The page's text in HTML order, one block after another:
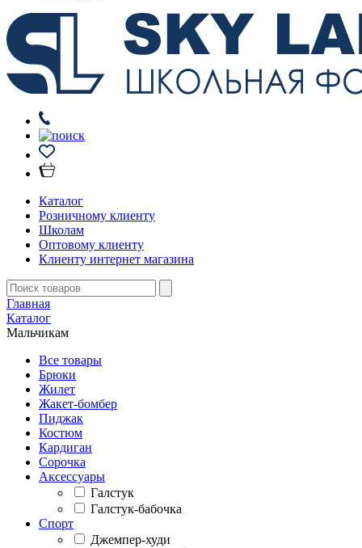
Каталог
Розничному клиенту
Школам
Оптовому клиенту
Клиенту интернет магазина
Главная
Каталог
Мальчикам
Все товары
Брюки
Жилет
Жакет-бомбер
Пиджак
Костюм
Кардиган
Сорочка
Аксессуары
Галстук
Галстук-бабочка
Спорт
Джемпер-худи